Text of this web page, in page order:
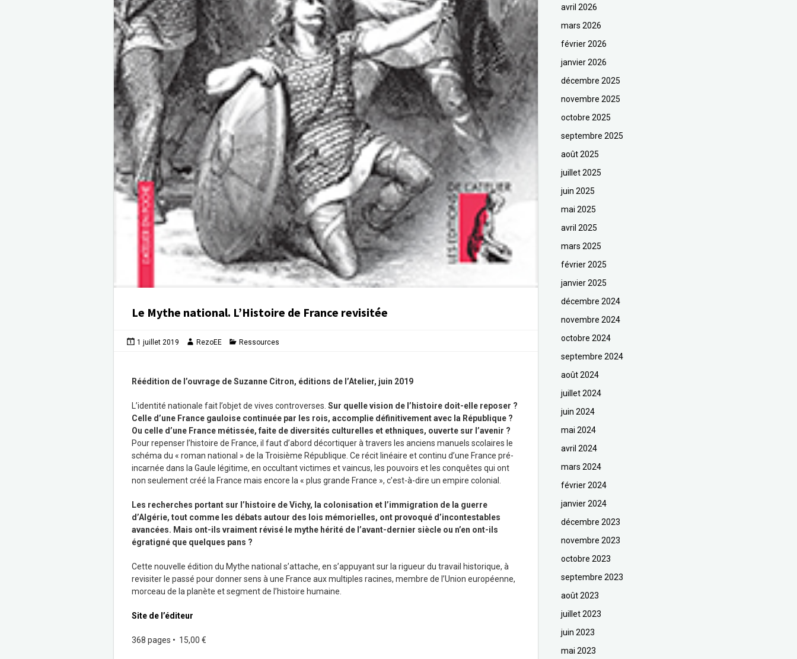
Le Mythe national. L’Histoire de France revisitée
1 juillet 2019 RezoEE Ressources
Réédition de l’ouvrage de Suzanne Citron, éditions de l’Atelier, juin 2019
L’identité nationale fait l’objet de vives controverses. Sur quelle vision de l’histoire doit-elle reposer ?
Celle d’une France gauloise continuée par les rois, accomplie définitivement avec la République ?
Ou celle d’une France métissée, faite de diversités culturelles et ethniques, ouverte sur l’avenir ?
Pour repenser l’histoire de France, il faut d’abord décortiquer à travers les anciens manuels scolaires le
schéma du « roman national » de la Troisième République. Ce récit linéaire et continu d’une France pré-
incarnée dans la Gaule légitime, en occultant victimes et vaincus, les pouvoirs et les conquêtes qui ont
non seulement créé la France mais encore la « plus grande France », c’est-à-dire un empire colonial.
Les recherches portant sur l’histoire de Vichy, la colonisation et l’immigration de la guerre
d’Algérie, tout comme les débats autour des lois mémorielles, ont provoqué d’incontestables
avancées. Mais ont-ils vraiment révisé le mythe hérité de l’avant-dernier siècle ou n’en ont-ils
égratigné que quelques pans ?
Cette nouvelle édition du Mythe national s’attache, en s’appuyant sur la rigueur du travail historique, à
revisiter le passé pour donner sens à une France aux multiples racines, membre de l’Union européenne,
morceau de la planète et segment de l’histoire humaine.
Site de l’éditeur
368 pages • 15,00 €
avril 2026
mars 2026
février 2026
janvier 2026
décembre 2025
novembre 2025
octobre 2025
septembre 2025
août 2025
juillet 2025
juin 2025
mai 2025
avril 2025
mars 2025
février 2025
janvier 2025
décembre 2024
novembre 2024
octobre 2024
septembre 2024
août 2024
juillet 2024
juin 2024
mai 2024
avril 2024
mars 2024
février 2024
janvier 2024
décembre 2023
novembre 2023
octobre 2023
septembre 2023
août 2023
juillet 2023
juin 2023
mai 2023